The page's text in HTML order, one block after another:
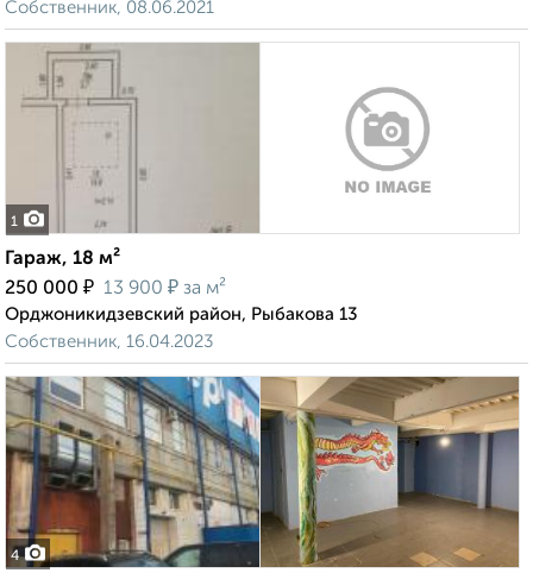
Собственник, 08.06.2021
1
Гараж, 18 м²
250 000 ₽ 13 900 ₽ за м²
Орджоникидзевский район, Рыбакова 13
Собственник, 16.04.2023
4